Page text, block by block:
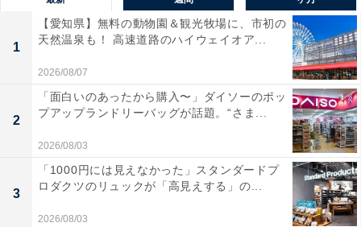
クエン酸や重曹、酢などもNGです
1
【愛知県】無料の動物園＆観光牧場に、市初の
天然温泉も！ 高速道路のハイウェイオア...
2026/08/07
2
「面白いのあったから購入〜」ダイソーのポッ
プアップランドリーバッグが話題。“さま...
2026/08/03
3
「1000円には見えなかった」スタンダードプ
ロダクツのリュックが「高見えする」の...
2026/08/03